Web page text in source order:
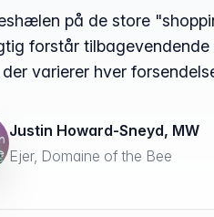
på de store
forstår
varierer hver
Justin Howard-Sneyd, MW
Ejer, Domaine of the Bee